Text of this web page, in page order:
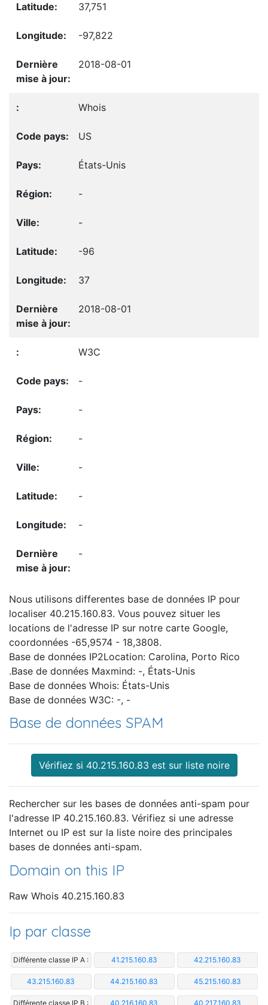
37,751
-97,822
2018-08-01
Whois
US
États-Unis
-
-
-96
37
2018-08-01
W3C
-
-
-
-
-
-
-
Nous utilisons differentes base de données IP pour
localiser 40.215.160.83. Vous pouvez situer les
locations de l'adresse IP sur notre carte Google,
coordonnées -65,9574 - 18,3808.
Base de données IP2Location: Carolina, Porto Rico
.Base de données Maxmind: -, États-Unis
Base de données Whois: États-Unis
Base de données W3C: -, -
Base de données SPAM
Vérifiez si 40.215.160.83 est sur liste noire
Rechercher sur les bases de données anti-spam pour
l'adresse IP 40.215.160.83. Vérifiez si une adresse
Internet ou IP est sur la liste noire des principales
bases de données anti-spam.
Domain on this IP
Raw Whois 40.215.160.83
Ip par classe
Différente classe IP A : 41.215.160.83 42.215.160.83
43.215.160.83 44.215.160.83 45.215.160.83
Différente classe IP B : 40.216.160.83 40.217.160.83